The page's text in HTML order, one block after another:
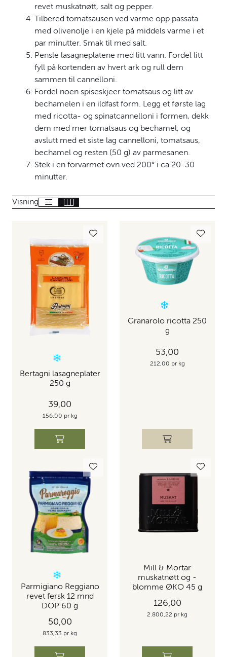
revet muskatnøtt, salt og pepper.
Tilbered tomatsausen ved varme opp passata
med olivenolje i en kjele på middels varme i et
par minutter. Smak til med salt.
Pensle lasagneplatene med litt vann. Fordel litt
fyll på kortenden av hvert ark og rull dem
sammen til cannelloni.
Fordel noen spiseskjeer tomatsaus og litt av
bechamelen i en ildfast form. Legg et første lag
med ricotta- og spinatcannelloni i formen, dekk
dem med mer tomatsaus og bechamel, og
avslutt med et siste lag cannelloni, tomatsaus,
bechamel og resten (50 g) av parmesanen.
Stek i en forvarmet ovn ved 200° i ca 20-30
minutter.
Visning
Bertagni lasagneplater
250 g
39,00
156,00 pr kg
Granarolo ricotta 250
g
53,00
212,00 pr kg
Parmigiano Reggiano
revet fersk 12 mnd
DOP 60 g
50,00
833,33 pr kg
Mill & Mortar
muskatnøtt og -
blomme ØKO 45 g
126,00
2.800,22 pr kg